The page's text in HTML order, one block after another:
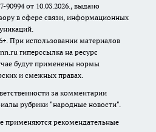
от 10.03.2026., выдано
в сфере связи, информационных
При использовании материалов
гиперссылка на ресурс
будут применены нормы
и смежных правах.
за комментарии
рубрики "народные новости".
применяются рекомендательные